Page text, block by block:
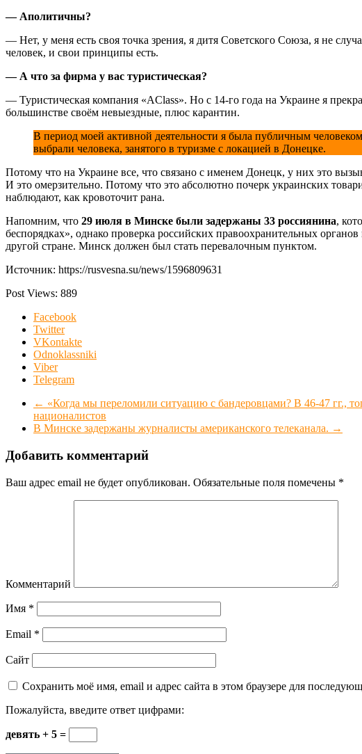
— Аполитичны?
— Нет, у меня есть своя точка зрения, я дитя Советского Союза, я не
человек, и свои принципы есть.
— А что за фирма у вас туристическая?
— Туристическая компания «AClass». Но с 14-го года на Украине я
большинстве своём невыездные, плюс карантин.
В период моей активной деятельности я была публичным
выбрали человека, занятого в туризме с локацией в Донецке.
Потому что на Украине все, что связано с именем Донецк, у них это
И это омерзительно. Потому что это абсолютно почерк украинских
наблюдают, как кровоточит рана.
Напомним, что 29 июля в Минске были задержаны 33 россиянина,
беспорядках», однако проверка российских правоохранительных
другой стране. Минск должен был стать перевалочным пунктом.
Источник: https://rusvesna.su/news/1596809631
Post Views: 889
Facebook
Twitter
VKontakte
Odnoklassniki
Viber
Telegram
← «Когда мы переломили ситуацию с бандеровцами? В 46-47 гг.,
националистов
В Минске задержаны журналисты американского телеканала. →
Добавить комментарий
Ваш адрес email не будет опубликован. Обязательные поля помечены *
Комментарий
Имя *
Email *
Сайт
Сохранить моё имя, email и адрес сайта в этом браузере для
Пожалуйста, введите ответ цифрами:
девять + 5 =